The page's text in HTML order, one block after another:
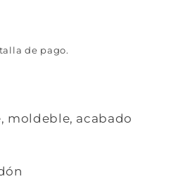
de pago.
moldeble, acabado